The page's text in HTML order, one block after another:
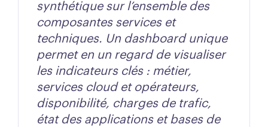
synthétique sur l’ensemble des
composantes services et
techniques. Un dashboard unique
permet en un regard de visualiser
les indicateurs clés : métier,
services cloud et opérateurs,
disponibilité, charges de trafic,
état des applications et bases de